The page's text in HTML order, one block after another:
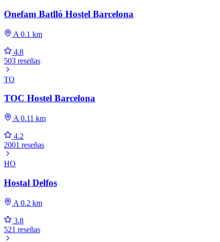
Onefam Batlló Hostel Barcelona
A 0.1 km
4.8
503 reseñas
TO
TOC Hostel Barcelona
A 0.11 km
4.2
2001 reseñas
HO
Hostal Delfos
A 0.2 km
3.8
521 reseñas